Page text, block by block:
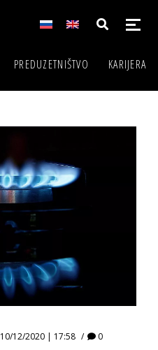
PREDUZETNIŠTVO KARIJERA
10/12/2020 | 17:58 0